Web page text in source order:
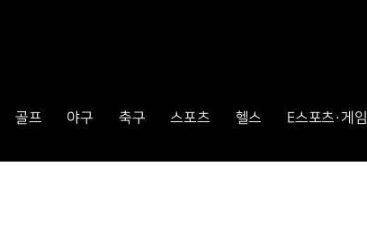
골프 야구 축구 스포츠 헬스 E스포츠·게임